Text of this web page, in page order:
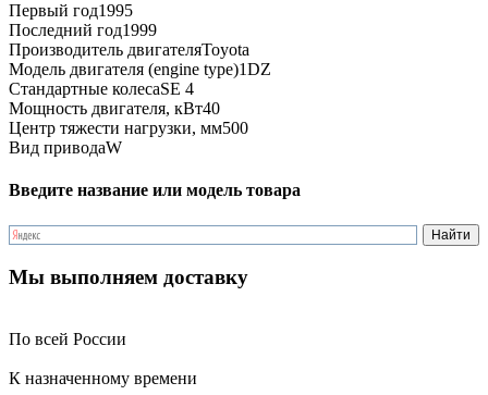
Первый год1995
Последний год1999
Производитель двигателяToyota
Модель двигателя (engine type)1DZ
Стандартные колесаSE 4
Мощность двигателя, кВт40
Центр тяжести нагрузки, мм500
Вид приводаW
Введите название или модель товара
Мы выполняем доставку
По всей России
К назначенному времени